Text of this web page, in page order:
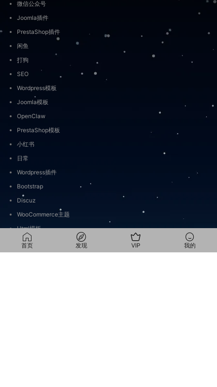
微信公众号
Joomla插件
PrestaShop插件
闲鱼
打狗
SEO
Wordpress模板
Joomla模板
OpenClaw
PrestaShop模板
小红书
日常
Wordpress插件
Bootstrap
Discuz
WooCommerce主题
Html模板
WooCommerce插件
首页 发现 VIP 我的